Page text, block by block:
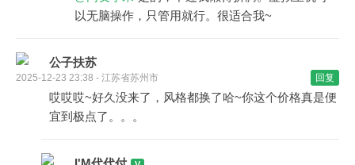
以无脑操作，只管用就行。很适合我~
公子扶苏
2025-12-23 23:38 - 江苏省苏州市 回复
哎哎哎~好久没来了，风格都换了哈~你这个价格真是便
宜到极点了。。。